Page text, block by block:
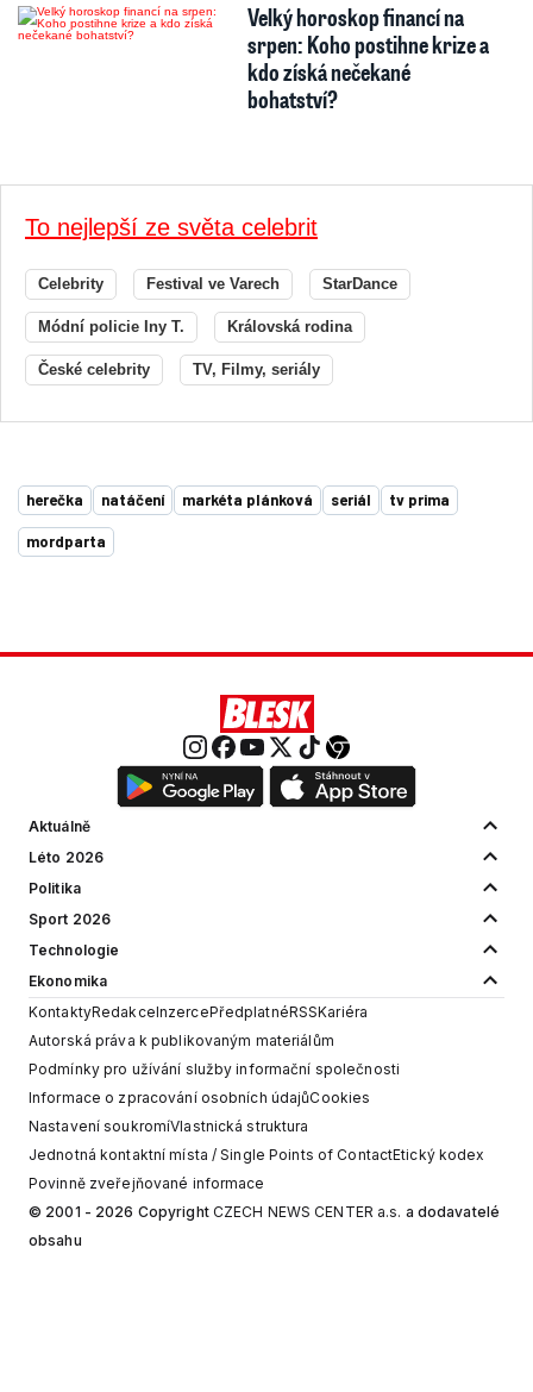
Velký horoskop financí na
srpen: Koho postihne krize a
kdo získá nečekané
bohatství?
To nejlepší ze světa celebrit
Celebrity Festival ve Varech StarDance
Módní policie Iny T. Královská rodina
České celebrity TV, Filmy, seriály
herečka natáčení markéta plánková seriál tv prima
mordparta
Aktuálně
Léto 2026
Politika
Sport 2026
Technologie
Ekonomika
KontaktyRedakceInzercePředplatnéRSSKariéra
Autorská práva k publikovaným materiálům
Podmínky pro užívání služby informační společnosti
Informace o zpracování osobních údajůCookies
Nastavení soukromíVlastnická struktura
Jednotná kontaktní místa / Single Points of ContactEtický kodex
Povinně zveřejňované informace
© 2001 - 2026 Copyright CZECH NEWS CENTER a.s. a dodavatelé
obsahu